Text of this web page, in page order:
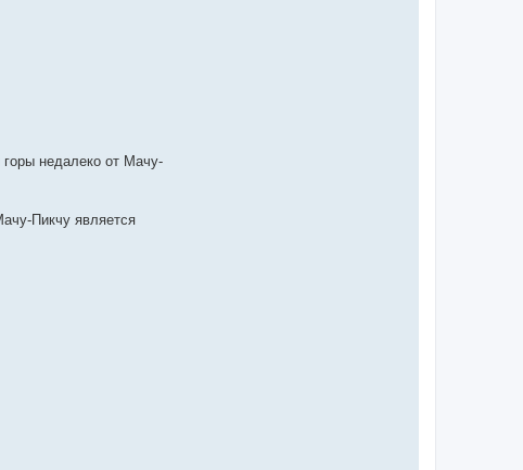
недалеко от Мачу-
Пикчу является